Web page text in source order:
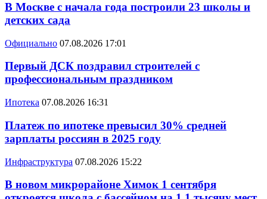
В Москве с начала года построили 23 школы и
детских сада
Официально 07.08.2026 17:01
Первый ДСК поздравил строителей с
профессиональным праздником
Ипотека 07.08.2026 16:31
Платеж по ипотеке превысил 30% средней
зарплаты россиян в 2025 году
Инфраструктура 07.08.2026 15:22
В новом микрорайоне Химок 1 сентября